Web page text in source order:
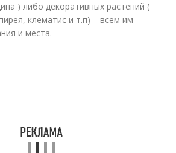
) либо декоративных растений (
клематис и т.п) – всем им
и места.